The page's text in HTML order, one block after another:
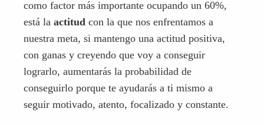
como factor más importante ocupando un 60%,
está la actitud con la que nos enfrentamos a
nuestra meta, si mantengo una actitud positiva,
con ganas y creyendo que voy a conseguir
lograrlo, aumentarás la probabilidad de
conseguirlo porque te ayudarás a ti mismo a
seguir motivado, atento, focalizado y constante.